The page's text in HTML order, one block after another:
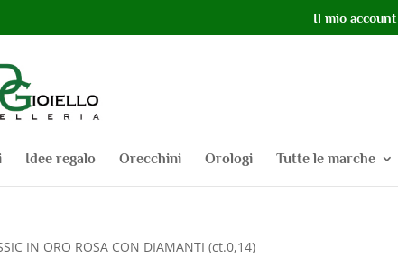
Il mio account
Idee regalo Orecchini Orologi Tutte le marche
IN ORO ROSA CON DIAMANTI (ct.0,14)